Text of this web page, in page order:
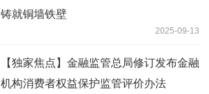
铸就铜墙铁壁
2025-09-13
【独家焦点】金融监管总局修订发布金融
机构消费者权益保护监管评价办法